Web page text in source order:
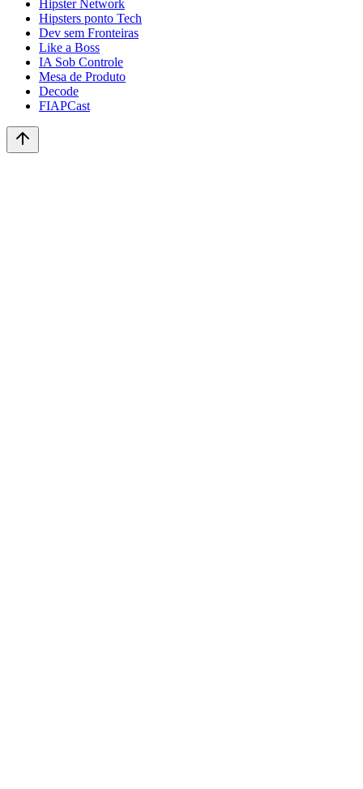
Hipster Network
Hipsters ponto Tech
Dev sem Fronteiras
Like a Boss
IA Sob Controle
Mesa de Produto
Decode
FIAPCast